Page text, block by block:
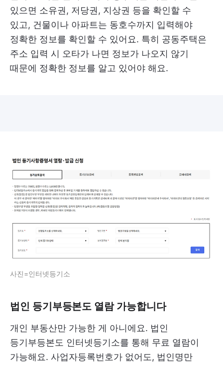
있으면 소유권, 저당권, 지상권 등을 확인할 수
있고, 건물이나 아파트는 동호수까지 입력해야
정확한 정보를 확인할 수 있어요. 특히 공동주택은
주소 입력 시 오타가 나면 정보가 나오지 않기
때문에 정확한 정보를 알고 있어야 해요.
사진=인터넷등기소
법인 등기부등본도 열람 가능합니다
개인 부동산만 가능한 게 아니에요. 법인
등기부등본도 인터넷등기소를 통해 무료 열람이
가능해요. 사업자등록번호가 없어도, 법인명만